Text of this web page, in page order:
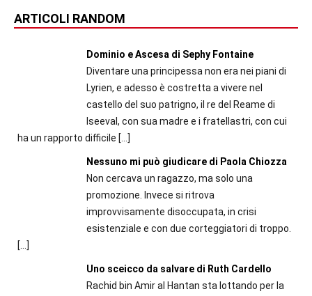
ARTICOLI RANDOM
Dominio e Ascesa di Sephy Fontaine
Diventare una principessa non era nei piani di
Lyrien, e adesso è costretta a vivere nel
castello del suo patrigno, il re del Reame di
Iseeval, con sua madre e i fratellastri, con cui
ha un rapporto difficile […]
Nessuno mi può giudicare di Paola Chiozza
Non cercava un ragazzo, ma solo una
promozione. Invece si ritrova
improvvisamente disoccupata, in crisi
esistenziale e con due corteggiatori di troppo.
[…]
Uno sceicco da salvare di Ruth Cardello
Rachid bin Amir al Hantan sta lottando per la